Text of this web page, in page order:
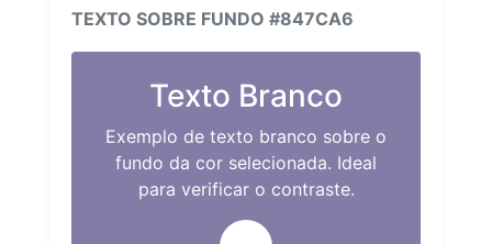
TEXTO SOBRE FUNDO #847CA6
Texto Branco
Exemplo de texto branco sobre o
fundo da cor selecionada. Ideal
para verificar o contraste.